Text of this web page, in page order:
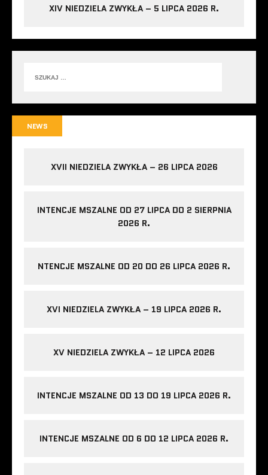
XIV NIEDZIELA ZWYKŁA – 5 LIPCA 2026 R.
NEWS
XVII NIEDZIELA ZWYKŁA – 26 LIPCA 2026
INTENCJE MSZALNE OD 27 LIPCA DO 2 SIERPNIA
2026 R.
NTENCJE MSZALNE OD 20 DO 26 LIPCA 2026 R.
XVI NIEDZIELA ZWYKŁA – 19 LIPCA 2026 R.
XV NIEDZIELA ZWYKŁA – 12 LIPCA 2026
INTENCJE MSZALNE OD 13 DO 19 LIPCA 2026 R.
INTENCJE MSZALNE OD 6 DO 12 LIPCA 2026 R.